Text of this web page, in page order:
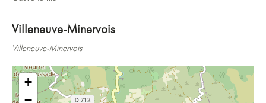
Villeneuve-Minervois
Villeneuve-Minervois
+
−